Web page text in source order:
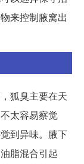
来控制腋窝出
狐臭主要在天
太容易察觉
到异味。腋下
脂混合引起